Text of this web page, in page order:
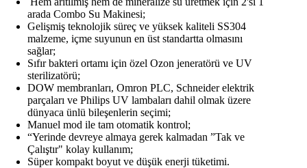
arada Combo Su Makinesi;
Gelişmiş teknolojik süreç ve yüksek kaliteli SS304
malzeme, içme suyunun en üst standartta olmasını
sağlar;
Sıfır bakteri ortamı için özel Ozon jeneratörü ve UV
sterilizatörü;
DOW membranları, Omron PLC, Schneider elektrik
parçaları ve Philips UV lambaları dahil olmak üzere
dünyaca ünlü bileşenlerin seçimi;
Manuel mod ile tam otomatik kontrol;
“Yerinde devreye almaya gerek kalmadan ”Tak ve
Çalıştır" kolay kullanım;
Süper kompakt boyut ve düşük enerji tüketimi.